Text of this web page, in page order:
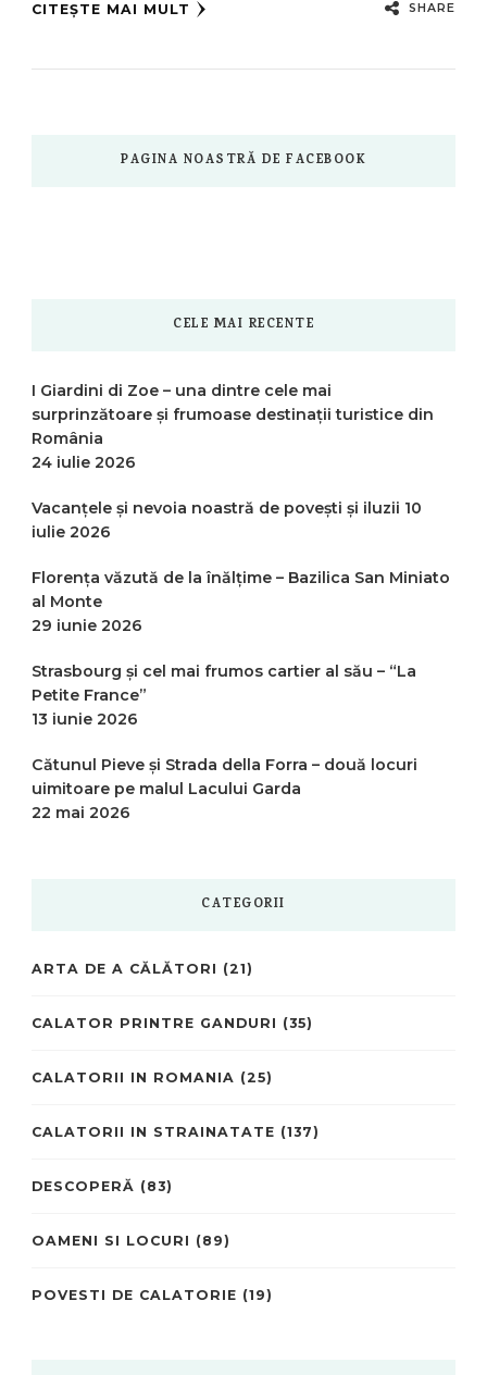
CITEȘTE MAI MULT SHARE
PAGINA NOASTRĂ DE FACEBOOK
CELE MAI RECENTE
I Giardini di Zoe – una dintre cele mai
surprinzătoare și frumoase destinații turistice din
România
24 iulie 2026
Vacanțele și nevoia noastră de povești și iluzii 10
iulie 2026
Florența văzută de la înălțime – Bazilica San Miniato
al Monte
29 iunie 2026
Strasbourg și cel mai frumos cartier al său – “La
Petite France”
13 iunie 2026
Cătunul Pieve și Strada della Forra – două locuri
uimitoare pe malul Lacului Garda
22 mai 2026
CATEGORII
ARTA DE A CĂLĂTORI (21)
CALATOR PRINTRE GANDURI (35)
CALATORII IN ROMANIA (25)
CALATORII IN STRAINATATE (137)
DESCOPERĂ (83)
OAMENI SI LOCURI (89)
POVESTI DE CALATORIE (19)